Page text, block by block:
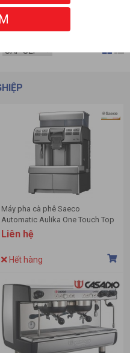
Máy pha cà phê Saeco
Automatic Aulika One Touch Top
RI9846/01
Liên hệ
Hết hàng